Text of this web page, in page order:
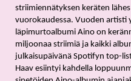
striimiennätyksen keräten
vuorokaudessa. Vuoden artisti
läpimurtoalbumi Aino on
miljoonaa striimiä ja kaikki
julkaisupäivänä Spotifyn top-
Haav esiintyi kahdella